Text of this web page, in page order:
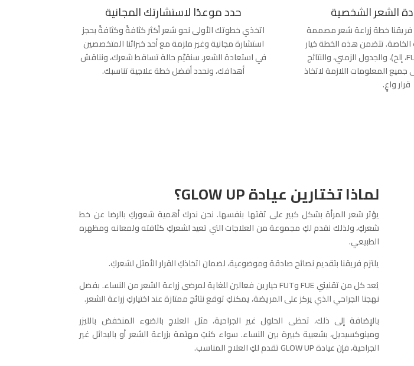
حدد موعدًا لاستشارتك المجانية
اتخذي خطوتك الأولى نحو شعر أكثر كثافةً وكثافةً بحجز
استشارة مجانية وغير ملزمة مع أحد خبرائنا المتخصصين
في استعادة الشعر. سنقيّم حالة تساقط شعرك، ونناقش
أهدافك، ونحدد أفضل خطة علاجية تناسبك.
الشعر الشخصية
خطة زراعة شعر مصممة
الخاصة. تتضمن هذه الخطة خيار
العلاج الأمثل (FUE، FUT، إلخ)، والجدول الزمني، والنتائج
المعلومات اللازمة لاتخاذ
قرار واعٍ.
لماذا تختارين عيادة GLOW UP؟
يؤثر شعر المرأة بشكل كبير على ثقتها بنفسها. نحن ندرك أهمية شعوركِ بالرضا عن خط
شعركِ، ولذلك نقدم لكِ مجموعة من العلاجات التي تعيد لشعركِ كثافته ولمعانه ومظهره
الطبيعي.
يلتزم فريقنا بتقديم نصائح صادقة وموضوعية، لضمان اتخاذكِ القرار الأمثل لشعركِ.
يُعد كل من تقنيتي FUE وFUT خيارين فعالين للغاية لمرضى زراعة الشعر من النساء. بفضل
نهجنا الجراحي الذي يركز على المريضة، يمكنكِ توقع نتائج ممتازة عند اختياركِ زراعة الشعر.
بالإضافة إلى ذلك، تحظى الحلول غير الجراحية، مثل العلاج بالضوء المنخفض بالليزر
ومينوكسيديل، بشعبية كبيرة بين النساء. سواء كنتِ مهتمة بزراعة الشعر أو بالبدائل غير
الجراحية، فإن عيادة GLOW UP تقدم لكِ العلاج المناسب.